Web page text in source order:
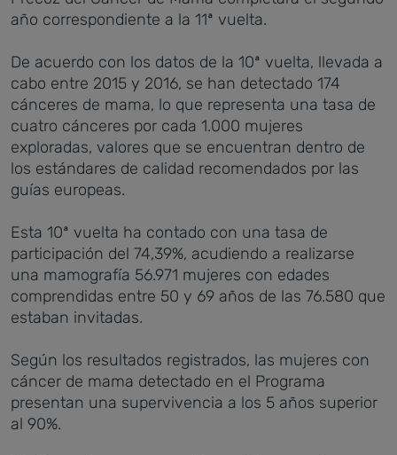
año correspondiente a la 11ª vuelta.
De acuerdo con los datos de la 10ª vuelta, llevada a
cabo entre 2015 y 2016, se han detectado 174
cánceres de mama, lo que representa una tasa de
cuatro cánceres por cada 1.000 mujeres
exploradas, valores que se encuentran dentro de
los estándares de calidad recomendados por las
guías europeas.
Esta 10ª vuelta ha contado con una tasa de
participación del 74,39%, acudiendo a realizarse
una mamografía 56.971 mujeres con edades
comprendidas entre 50 y 69 años de las 76.580 que
estaban invitadas.
Según los resultados registrados, las mujeres con
cáncer de mama detectado en el Programa
presentan una supervivencia a los 5 años superior
al 90%.